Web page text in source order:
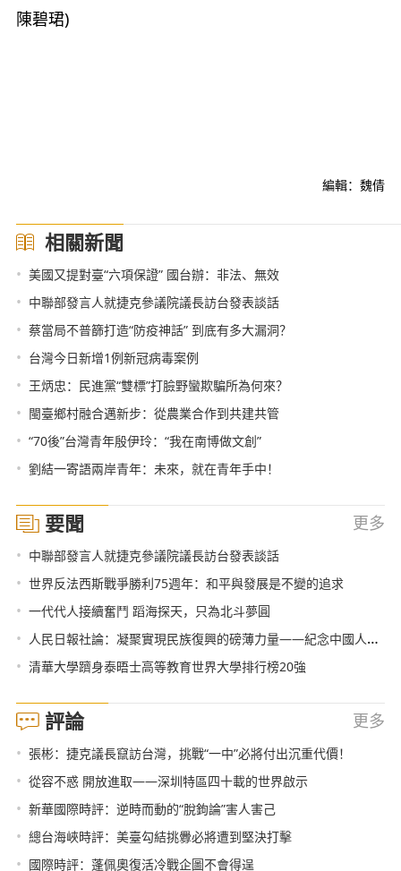
陳碧珺)
編輯：魏倩
相關新聞
• 美國又提對臺“六項保證” 國台辦：非法、無效
• 中聯部發言人就捷克參議院議長訪台發表談話
• 蔡當局不普篩打造“防疫神話” 到底有多大漏洞？
• 台灣今日新增1例新冠病毒案例
• 王炳忠：民進黨“雙標”打臉野蠻欺騙所為何來？
• 閩臺鄉村融合邁新步：從農業合作到共建共管
• “70後”台灣青年殷伊玲：“我在南博做文創”
• 劉結一寄語兩岸青年：未來，就在青年手中！
要聞 更多
• 中聯部發言人就捷克參議院議長訪台發表談話
• 世界反法西斯戰爭勝利75週年：和平與發展是不變的追求
• 一代代人接續奮鬥 蹈海探天，只為北斗夢圓
• 人民日報社論：凝聚實現民族復興的磅薄力量——紀念中國人民抗日戰爭暨世界反法西斯戰爭勝利七十五週年
• 清華大學躋身泰晤士高等教育世界大學排行榜20強
評論 更多
• 張彬：捷克議長竄訪台灣，挑戰“一中”必將付出沉重代價！
• 從容不惑 開放進取——深圳特區四十載的世界啟示
• 新華國際時評：逆時而動的“脫鉤論”害人害己
• 總台海峽時評：美臺勾結挑釁必將遭到堅決打擊
• 國際時評：蓬佩奧復活冷戰企圖不會得逞